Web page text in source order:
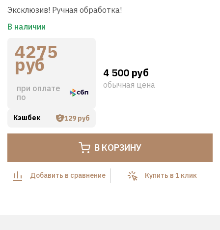
Эксклюзив! Ручная обработка!
В наличии
4275
руб
при оплате
по
Кэшбек 129 руб
4 500 руб
обычная цена
В КОРЗИНУ
Добавить в сравнение Купить в 1 клик